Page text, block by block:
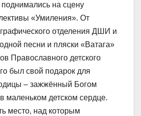
на сцену
«Умиления». От
отделения ДШИ и
песни и пляски «Ватага»
Православного детского
был свой подарок для
– зажжённый Богом
маленьком детском сердце.
место, над которым